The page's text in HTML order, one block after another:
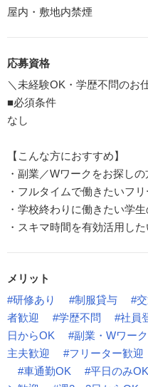
屋内・敷地内禁煙
応募資格
＼未経験OK・学歴不問のお
■必須条件
なし
【こんな方におすすめ】
・副業／Wワークをお探しの
・フルタイムで働きたいフ
・学校終わりに働きたい学
・スキマ時間を有効活用し
メリット
#研修あり
#制服貸与 #
者歓迎
#学歴不問 #社員
日からOK
#副業・Wワー
主夫歓迎
#フリーター歓迎
#車通勤OK
#平日のみOK